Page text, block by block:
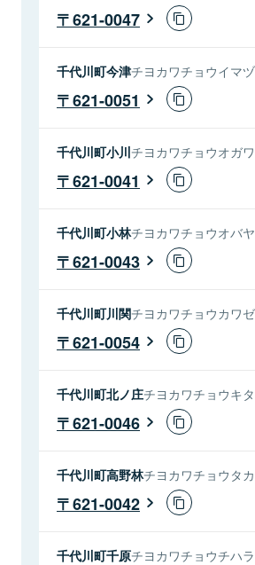
621-0047
千代川町今津チヨカワチョウイマヅ
621-0051
千代川町小川チヨカワチョウオガワ
621-0041
千代川町小林チヨカワチョウオバ
621-0043
千代川町川関チヨカワチョウカワ
621-0054
千代川町北ノ庄チヨカワチョウキ
621-0046
千代川町高野林チヨカワチョウタ
621-0042
千代川町千原チヨカワチョウチハラ